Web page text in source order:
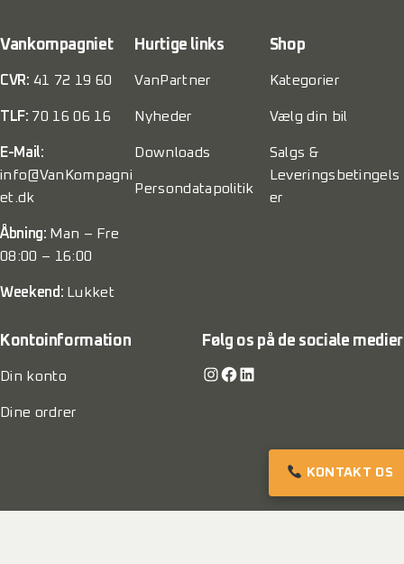
Vankompagniet
CVR: 41 72 19 60
TLF: 70 16 06 16
E-Mail:
info@VanKompagni
et.dk
Åbning: Man – Fre
08:00 – 16:00
Weekend: Lukket
Hurtige links
VanPartner
Nyheder
Downloads
Persondatapolitik
Shop
Kategorier
Vælg din bil
Salgs &
Leveringsbetingels
er
Kontoinformation
Din konto
Dine ordrer
Følg os på de sociale medier
Instagram Facebook LinkedIn
KONTAKT OS